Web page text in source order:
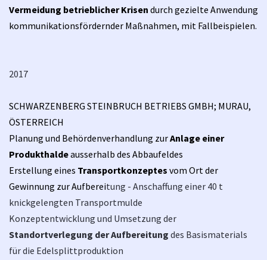
Vermeidung betrieblicher Krisen durch gezielte Anwendung
kommunikationsfördernder Maßnahmen, mit Fallbeispielen.
2017
SCHWARZENBERG STEINBRUCH BETRIEBS GMBH; MURAU,
ÖSTERREICH
Planung und Behördenverhandlung zurAnlage einer
Produkthaldeausserhalb des Abbaufeldes
Erstellung eines Transportkonzeptes vom Ort der
Gewinnung zur Aufbereitung - Anschaffung einer 40 t
knickgelengten Transportmulde
Konzeptentwicklung und Umsetzung der
Standortverlegung der Aufbereitung des Basismaterials
für die Edelsplittproduktion